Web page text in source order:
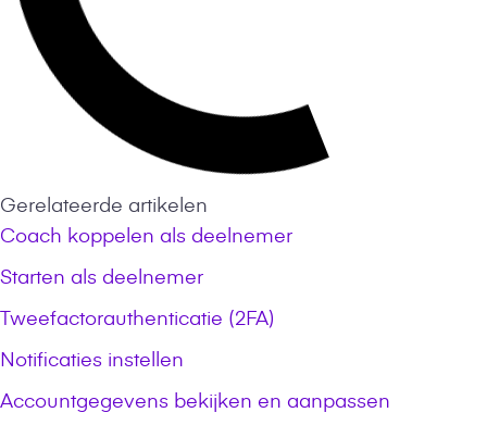
Gerelateerde artikelen
Coach koppelen als deelnemer
Starten als deelnemer
Tweefactorauthenticatie (2FA)
Notificaties instellen
Accountgegevens bekijken en aanpassen